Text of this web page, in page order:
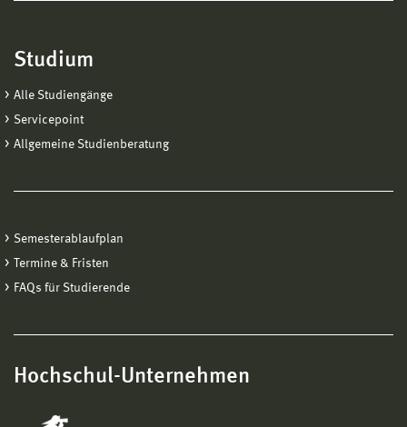
Studium
Alle Studiengänge
Servicepoint
Allgemeine Studienberatung
Semesterablaufplan
Termine & Fristen
FAQs für Studierende
Hochschul-Unternehmen